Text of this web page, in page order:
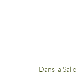
Dans la